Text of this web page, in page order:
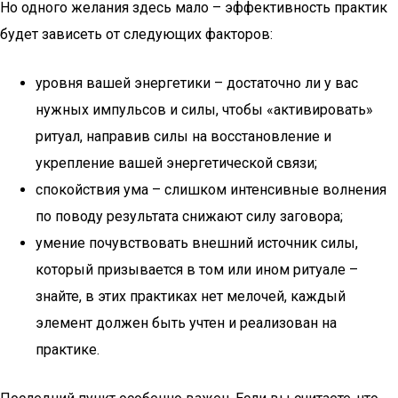
Но одного желания здесь мало – эффективность практик
будет зависеть от следующих факторов:
уровня вашей энергетики – достаточно ли у вас
нужных импульсов и силы, чтобы «активировать»
ритуал, направив силы на восстановление и
укрепление вашей энергетической связи;
спокойствия ума – слишком интенсивные волнения
по поводу результата снижают силу заговора;
умение почувствовать внешний источник силы,
который призывается в том или ином ритуале –
знайте, в этих практиках нет мелочей, каждый
элемент должен быть учтен и реализован на
практике.